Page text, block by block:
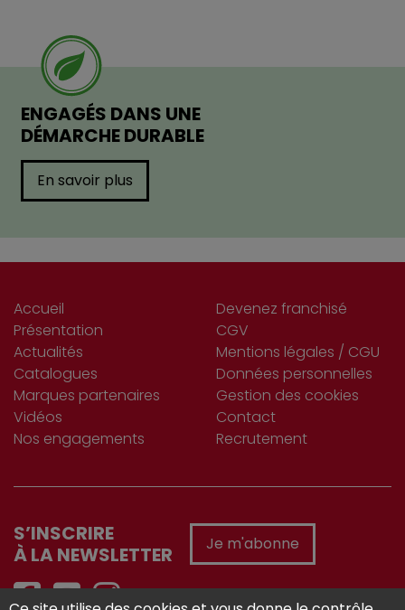
ENGAGÉS DANS UNE
DÉMARCHE DURABLE
En savoir plus
Accueil
Présentation
Actualités
Catalogues
Marques partenaires
Vidéos
Nos engagements
Devenez franchisé
CGV
Mentions légales / CGU
Données personnelles
Gestion des cookies
Contact
Recrutement
S’INSCRIRE
À LA NEWSLETTER
Je m'abonne